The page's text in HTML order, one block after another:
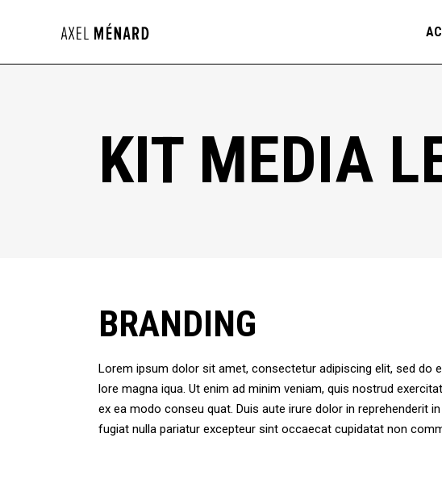
KIT MEDIA
BRANDING
Lorem ipsum dolor sit amet, consectetur adipiscing elit, sed do
lore magna iqua. Ut enim ad minim veniam, quis nostrud
ex ea modo conseu quat. Duis aute irure dolor in reprehenderit
fugiat nulla pariatur excepteur sint occaecat cupidatat non